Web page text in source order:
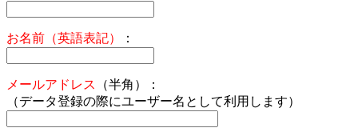
お名前（英語表記） ：
メールアドレス
（半角）：
（データ登録の際にユーザー名として利用します）